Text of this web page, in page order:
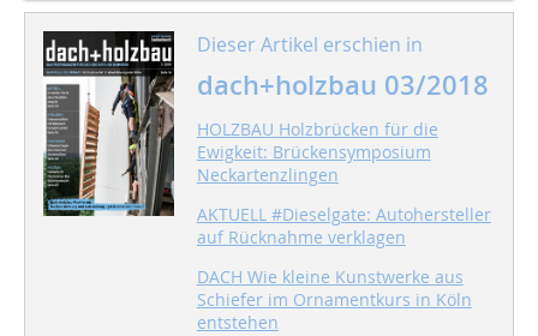
Dieser Artikel erschien in
dach+holzbau 03/2018
HOLZBAU Holzbrücken für die
Ewigkeit: Brückensymposium
Neckartenzlingen
AKTUELL #Dieselgate: Autohersteller
auf Rücknahme verklagen
DACH Wie kleine Kunstwerke aus
Schiefer im Ornamentkurs in Köln
entstehen